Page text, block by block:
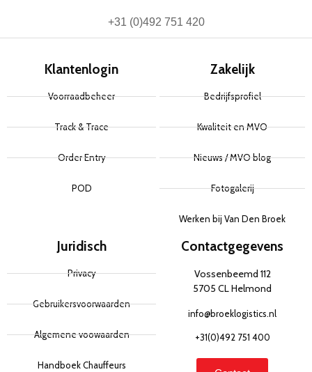
+31 (0)492 751 420
Klantenlogin
Voorraadbeheer
Track & Trace
Order Entry
POD
Zakelijk
Bedrijfsprofiel
Kwaliteit en MVO
Nieuws / MVO blog
Fotogalerij
Werken bij Van Den Broek
Juridisch
Privacy
Gebruikersvoorwaarden
Algemene voowaarden
Handboek Chauffeurs
Contactgegevens
Vossenbeemd 112
5705 CL Helmond
info@broeklogistics.nl
+31(0)492 751 400